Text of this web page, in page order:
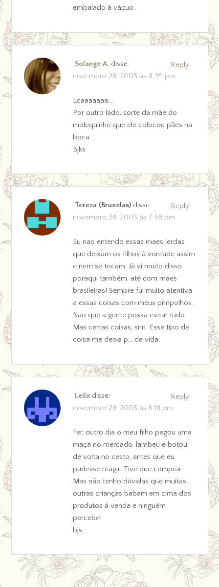
embalado à vácuo.
Solange A. disse:
novembro 28, 2005 às 8:39 pm
Ecaaaaaaa….
Por outro lado, sorte da mãe do
molequinho que ele colocou pães na
boca.
Bjks
Reply
Tereza (Bruxelas) disse:
novembro 28, 2005 às 7:58 pm
Eu nao entendo essas maes lerdas
que deixam os filhos à vontade assim
e nem se tocam. Jà vi muito disso
poraqui também, até com maes
brasileiras! Sempre fui muito atentiva
a essas coisas com meus pimpolhos.
Nao que a gente possa evitar tudo.
Mas certas coisas, sim. Esse tipo de
coisa me deixa p… da vida.
Reply
Leila disse:
novembro 28, 2005 às 6:18 pm
Fer, outro dia o meu filho pegou uma
maçã no mercado, lambeu e botou
de volta no cesto, antes que eu
pudesse reagir. Tive que comprar.
Mas não tenho dúvidas que muitas
outras crianças babam em cima dos
produtos à venda e ninguém
percebe!
bjs,
Reply